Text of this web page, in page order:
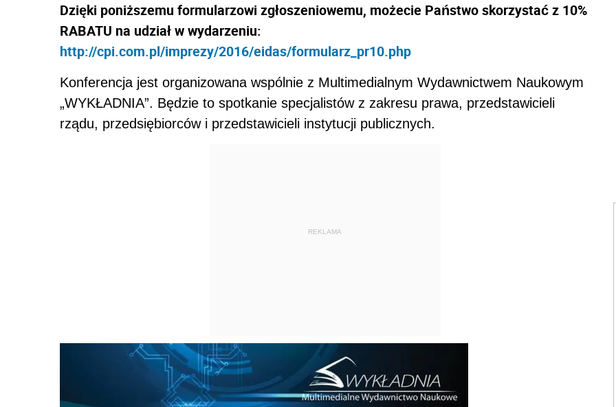
Dzięki poniższemu formularzowi zgłoszeniowemu, możecie Państwo skorzystać z 10%
RABATU na udział w wydarzeniu:
http://cpi.com.pl/imprezy/2016/eidas/formularz_pr10.php
Konferencja jest organizowana wspólnie z Multimedialnym Wydawnictwem Naukowym
„WYKŁADNIA”. Będzie to spotkanie specjalistów z zakresu prawa, przedstawicieli
rządu, przedsiębiorców i przedstawicieli instytucji publicznych.
REKLAMA